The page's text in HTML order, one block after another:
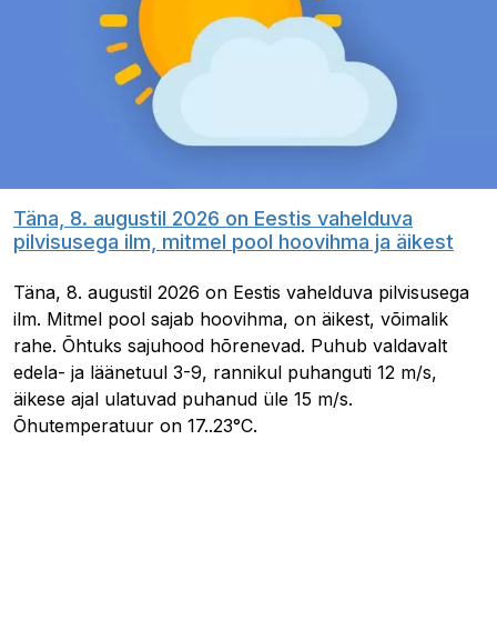
Täna, 8. augustil 2026 on Eestis vahelduva
pilvisusega ilm, mitmel pool hoovihma ja äikest
Täna, 8. augustil 2026 on Eestis vahelduva pilvisusega
ilm. Mitmel pool sajab hoovihma, on äikest, võimalik
rahe. Õhtuks sajuhood hõrenevad. Puhub valdavalt
edela- ja läänetuul 3-9, rannikul puhanguti 12 m/s,
äikese ajal ulatuvad puhanud üle 15 m/s.
Õhutemperatuur on 17..23°C.